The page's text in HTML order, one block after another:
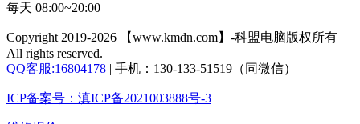
每天 08:00~20:00
Copyright 2019-2026 【www.kmdn.com】-科盟电脑版权所有
All rights reserved.
QQ客服:16804178 | 手机：130-133-51519（同微信）
ICP备案号：滇ICP备2021003888号-3